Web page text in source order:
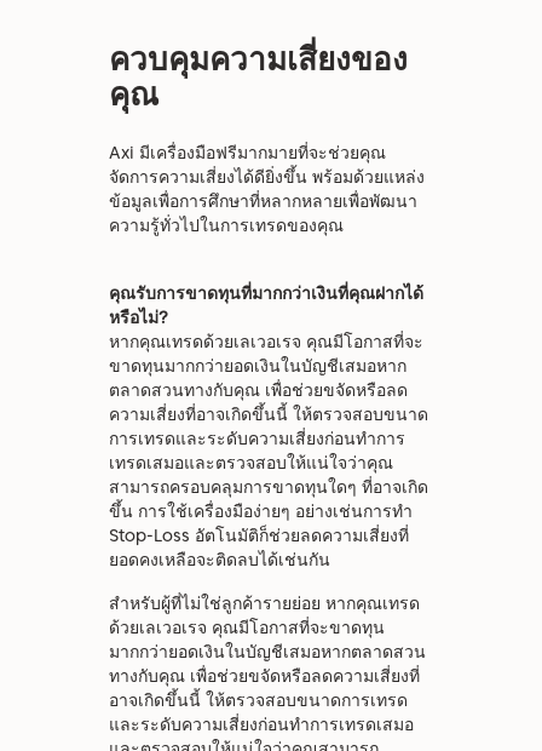
ควบคุมความเสี่ยงของ
คุณ
Axi มีเครื่องมือฟรีมากมายที่จะช่วยคุณ
จัดการความเสี่ยงได้ดียิ่งขึ้น พร้อมด้วยแหล่ง
ข้อมูลเพื่อการศึกษาที่หลากหลายเพื่อพัฒนา
ความรู้ทั่วไปในการเทรดของคุณ
คุณรับการขาดทุนที่มากกว่าเงินที่คุณฝากได้
หรือไม่?
หากคุณเทรดด้วยเลเวอเรจ คุณมีโอกาสที่จะ
ขาดทุนมากกว่ายอดเงินในบัญชีเสมอหาก
ตลาดสวนทางกับคุณ เพื่อช่วยขจัดหรือลด
ความเสี่ยงที่อาจเกิดขึ้นนี้ ให้ตรวจสอบขนาด
การเทรดและระดับความเสี่ยงก่อนทำการ
เทรดเสมอและตรวจสอบให้แน่ใจว่าคุณ
สามารถครอบคลุมการขาดทุนใดๆ ที่อาจเกิด
ขึ้น การใช้เครื่องมือง่ายๆ อย่างเช่นการทำ
Stop-Loss อัตโนมัติก็ช่วยลดความเสี่ยงที่
ยอดคงเหลือจะติดลบได้เช่นกัน
สำหรับผู้ที่ไม่ใช่ลูกค้ารายย่อย หากคุณเทรด
ด้วยเลเวอเรจ คุณมีโอกาสที่จะขาดทุน
มากกว่ายอดเงินในบัญชีเสมอหากตลาดสวน
ทางกับคุณ เพื่อช่วยขจัดหรือลดความเสี่ยงที่
อาจเกิดขึ้นนี้ ให้ตรวจสอบขนาดการเทรด
และระดับความเสี่ยงก่อนทำการเทรดเสมอ